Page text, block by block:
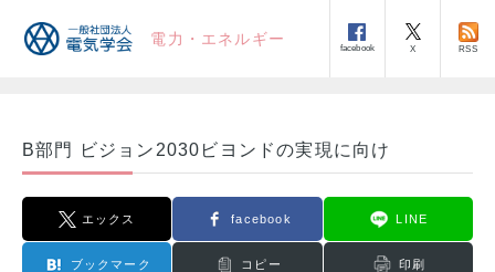
電力・エネルギー
facebook X RSS
B部門 ビジョン2030ビヨンドの実現に向け
エックス facebook LINE
ブックマーク コピー 印刷